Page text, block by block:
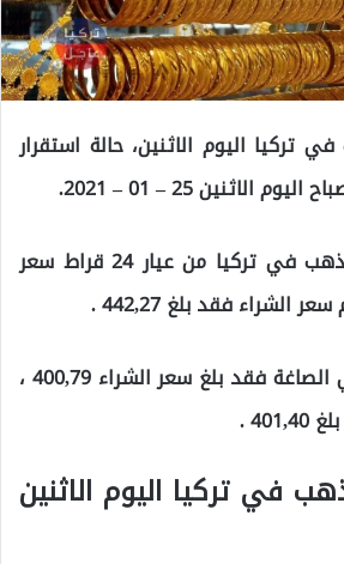
اليوم الاثنين، حالة استقرار
25 – 01 – 2021.
فقد سجلت أسعار الذهب في تركيا من عيار 24 قراط سعر
أما عيار 22 عند بائعي الصاغة فقد بلغ سعر الشراء 400,79 ،
.
في تركيا اليوم الاثنين